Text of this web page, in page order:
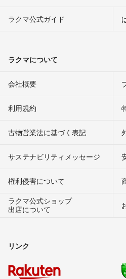
ラクマ公式ガイド
ラクマについて
会社概要
利用規約
古物営業法に基づく表記
サステナビリティメッセージ
権利侵害について
ラクマ公式ショップ
出店について
リンク